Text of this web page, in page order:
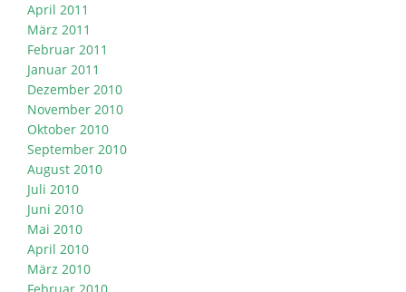
April 2011
März 2011
Februar 2011
Januar 2011
Dezember 2010
November 2010
Oktober 2010
September 2010
August 2010
Juli 2010
Juni 2010
Mai 2010
April 2010
März 2010